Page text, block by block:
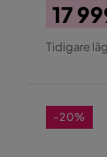
Pris
17
Tidigare
-20%